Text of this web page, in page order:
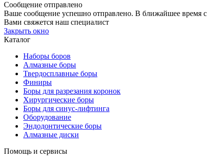
Сообщение отправлено
Ваше сообщение успешно отправлено. В ближайшее время с
Вами свяжется наш специалист
Закрыть окно
Каталог
Наборы боров
Алмазные боры
Твердосплавные боры
Финиры
Боры для разрезания коронок
Хирургические боры
Боры для синус-лифтинга
Оборудование
Эндодонтические боры
Алмазные диски
Помощь и сервисы